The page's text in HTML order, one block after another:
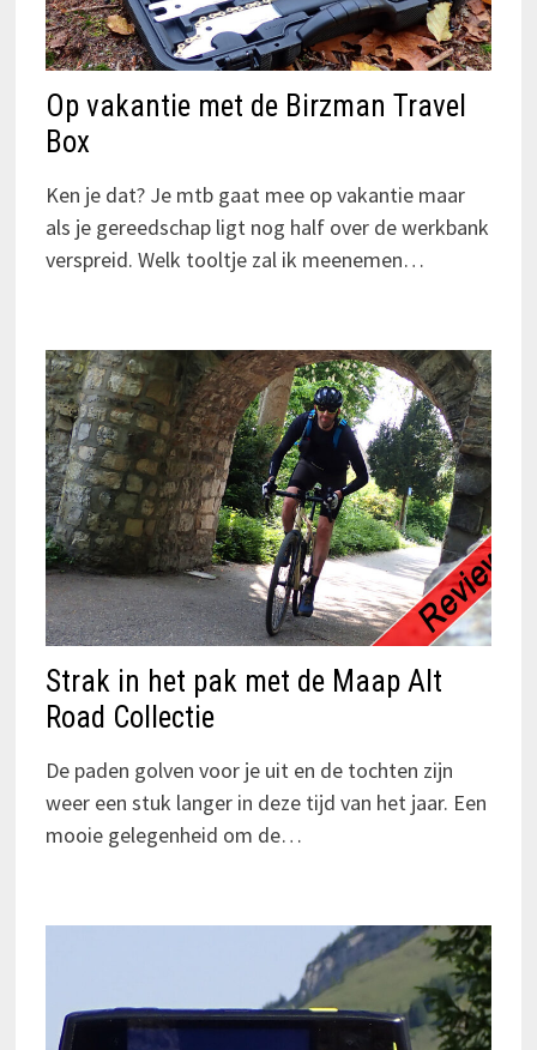
Op vakantie met de Birzman Travel
Box
Ken je dat? Je mtb gaat mee op vakantie maar
als je gereedschap ligt nog half over de werkbank
verspreid. Welk tooltje zal ik meenemen…
Strak in het pak met de Maap Alt
Road Collectie
De paden golven voor je uit en de tochten zijn
weer een stuk langer in deze tijd van het jaar. Een
mooie gelegenheid om de…